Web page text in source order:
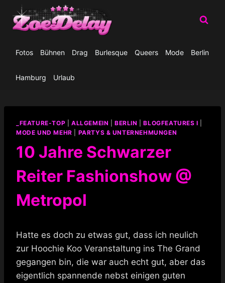
Inhalt
springen
Fotos Bühnen Drag Burlesque Queers Mode Berlin
Hamburg Urlaub
_FEATURE-TOP ALLGEMEIN |BERLIN |BLOGFEATURES I
MODE UND MEHR
PARTYS & UNTERNEHMUNGEN
10 Jahre Schwarzer
Reiter Fashionshow @
Metropol
Hatte es doch zu etwas gut, dass ich neulich
zur Hoochie Koo Veranstaltung ins The Grand
gegangen bin, die war auch echt gut, aber das
eigentlich spannende nebst einigen guten